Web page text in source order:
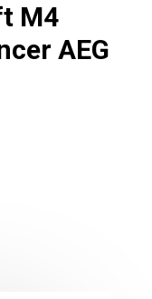
M4
AEG